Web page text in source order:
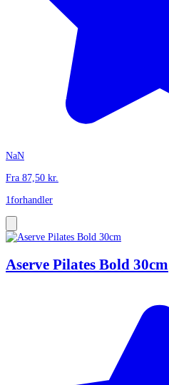
NaN
Fra 87,50 kr.
1 forhandler
Aserve Pilates Bold 30cm